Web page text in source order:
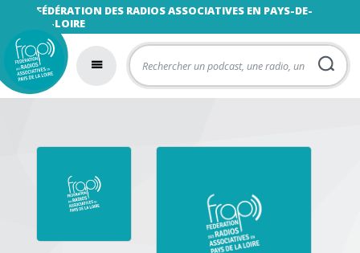
FÉDÉRATION DES RADIOS ASSOCIATIVES EN PAYS-DE-
LA-LOIRE